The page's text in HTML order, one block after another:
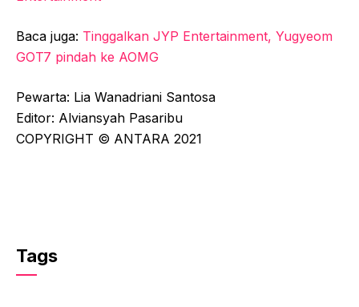
Baca juga: Tinggalkan JYP Entertainment, Yugyeom
GOT7 pindah ke AOMG
Pewarta: Lia Wanadriani Santosa
Editor: Alviansyah Pasaribu
COPYRIGHT © ANTARA 2021
Tags